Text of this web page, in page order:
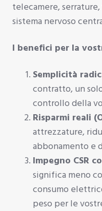
telecamere,
sistema nervoso
I benefici per la
Semplicità
contratto, un
controllo della
Risparmi reali
attrezzature,
abbonamento e
Impegno CSR
significa meno
consumo
peso per le